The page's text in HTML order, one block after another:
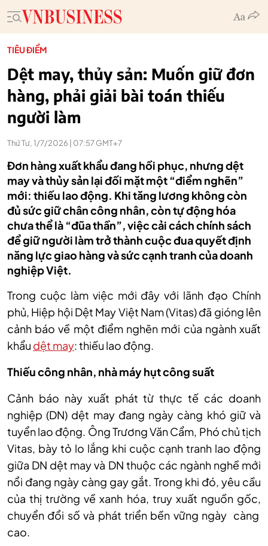
TIÊU ĐIỂM
Dệt may, thủy sản: Muốn giữ đơn
hàng, phải giải bài toán thiếu
người làm
Thứ Tư, 1/7/2026 | 07:57 GMT+7
Đơn hàng xuất khẩu đang hồi phục, nhưng dệt
may và thủy sản lại đối mặt một “điểm nghẽn”
mới: thiếu lao động. Khi tăng lương không còn
đủ sức giữ chân công nhân, còn tự động hóa
chưa thể là “đũa thần”, việc cải cách chính sách
để giữ người làm trở thành cuộc đua quyết định
năng lực giao hàng và sức cạnh tranh của doanh
nghiệp Việt.
Trong cuộc làm việc mới đây với lãnh đạo Chính
phủ, Hiệp hội Dệt May Việt Nam (Vitas) đã gióng lên
cảnh báo về một điểm nghẽn mới của ngành xuất
khẩu dệt may: thiếu lao động.
Thiếu công nhân, nhàmáy hụt công suất
Cảnh báo này xuất phát từ thực tế các doanh
nghiệp(DN) dệt may đang ngày càng khó giữ và
tuyển lao động. Ông Trương Văn Cẩm, Phó chủ tịch
Vitas, bày tỏ lo lắng khi cuộc cạnh tranh lao động
giữa DN dệt may và DN thuộc các ngành nghề mới
nổi đang ngày càng gay gắt. Trong khi đó, yêu cầu
của thị trường về xanh hóa, truy xuất nguồn gốc,
chuyển đổi số và phát triển bền vững ngày càng
cao.